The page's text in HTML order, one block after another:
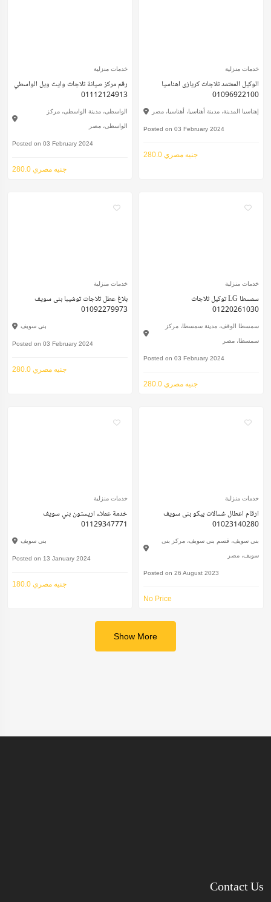
خدمات منزلية
رقم مركز صيانة ثلاجات وايت ويل الواسطي
01112124913
الواسطى، مدينة الواسطى، مركز
الواسطى، مصر
Posted on 03 February 2024
280.0 جنيه مصري
خدمات منزلية
الوكيل المعتمد ثلاجات كريازى اهناسيا
01096922100
إهناسيا المدينة، مدينة أهناسيا، أهناسيا، مصر
Posted on 03 February 2024
280.0 جنيه مصري
خدمات منزلية
بلاغ عطل ثلاجات توشيبا بنى سويف
01092279973
بنى سويف
Posted on 03 February 2024
280.0 جنيه مصري
خدمات منزلية
توكيل ثلاجات LG سمسطا
01220261030
سمسطا الوقف، مدينة سمسطا، مركز
سمسطا، مصر
Posted on 03 February 2024
280.0 جنيه مصري
خدمات منزلية
خدمة عملاء اريستون بني سويف
01129347771
بني سويف
Posted on 13 January 2024
180.0 جنيه مصري
خدمات منزلية
ارقام اعطال غسالات بيكو بنى سويف
01023140280
بني سويف، قسم بني سويف، مركز بنى
سويف، مصر
Posted on 26 August 2023
No Price
Show More
Contact Us